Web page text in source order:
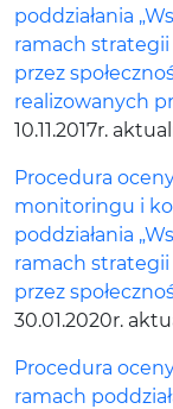
poddziałania
ramach
przez
realizowanych
10.11.2017r.
Procedura
monitoringu i
poddziałania
ramach
przez
30.01.2020r.
Procedura
ramach